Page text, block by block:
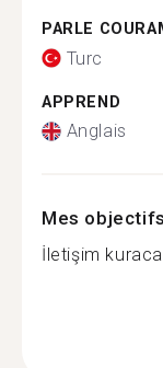
PARLE
Turc
APPREND
Anglais
Mes
İletişim